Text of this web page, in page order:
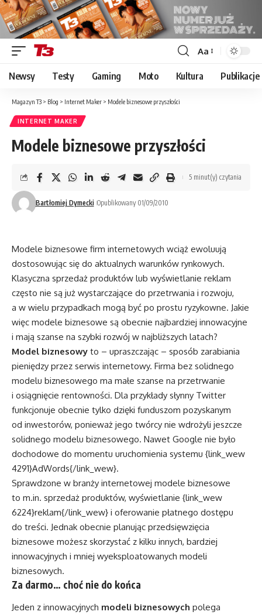
Font
Resizer
Aa
Newsy Testy Gaming Moto Kultura Publikacje
Magazyn T3 > Blog > Internet Maker > Modele biznesowe przyszłości
INTERNET MAKER
Modele biznesowe przyszłości
Bartłomiej Dymecki Opublikowany 01/09/2010
5 minut(y) czytania
Modele biznesowe firm internetowych wciąż ewoluują
dostosowując się do aktualnych warunków rynkowych.
Klasyczna sprzedaż produktów lub wyświetlanie reklam
często nie są już wystarczające do przetrwania i rozwoju,
a w wielu przypadkach mogą być po prostu ryzykowne. Jakie
więc modele biznesowe są obecnie najbardziej innowacyjne
i mają szanse na szybki rozwój w najbliższych latach?
Model biznesowy to – upraszczając – sposób zarabiania
pieniędzy przez serwis internetowy. Firma bez solidnego
modelu biznesowego ma małe szanse na przetrwanie
i osiągnięcie rentowności. Dla przykłady słynny Twitter
funkcjonuje obecnie tylko dzięki funduszom pozyskanym
od inwestorów, ponieważ jego twórcy nie wdrożyli jeszcze
solidnego modelu biznesowego. Nawet Google nie było
dochodowe do momentu uruchomienia systemu {link_wew
4291}AdWords{/link_wew}.
Sprawdzone w branży internetowej modele biznesowe
to m.in. sprzedaż produktów, wyświetlanie {link_wew
6224}reklam{/link_wew} i oferowanie płatnego dostępu
do treści. Jednak obecnie planując przedsięwzięcia
biznesowe możesz skorzystać z kilku innych, bardziej
innowacyjnych i mniej wyeksploatowanych modeli
biznesowych.
Za darmo… choć nie do końca
Jeden z innowacyjnych modeli biznesowych polega